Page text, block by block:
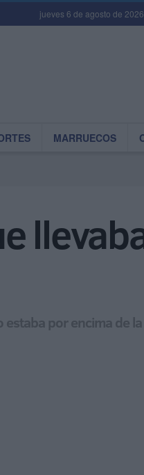
jueves 6 de agosto de 2026
MARRUECOS
por encima de